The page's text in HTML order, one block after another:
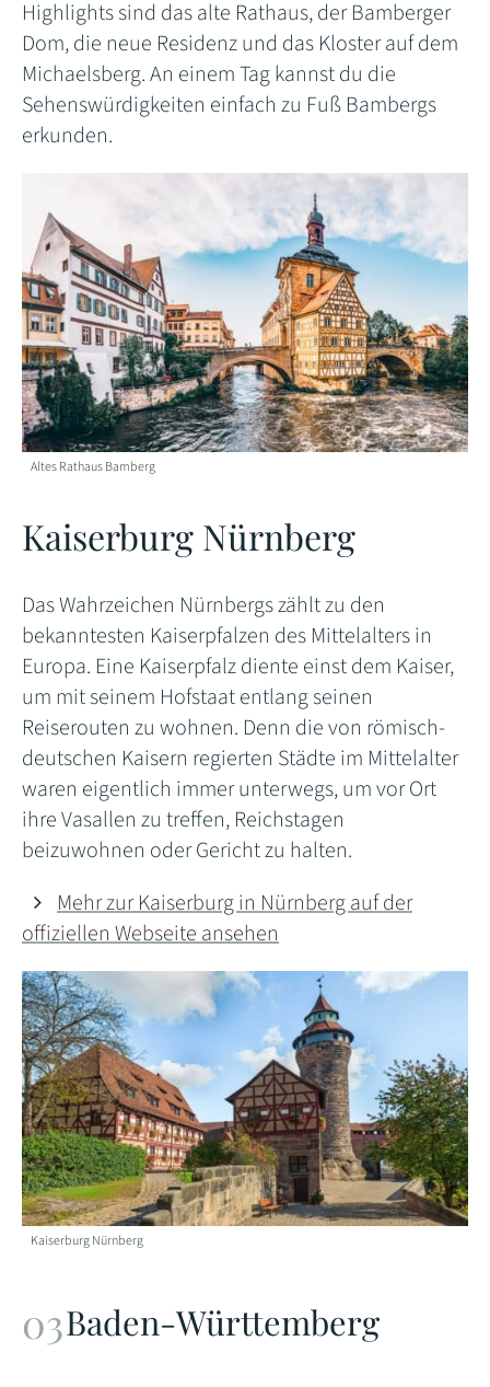
Highlights sind das alte Rathaus, der Bamberger
Dom, die neue Residenz und das Kloster auf dem
Michaelsberg. An einem Tag kannst du die
Sehenswürdigkeiten einfach zu Fuß Bambergs
erkunden.
Altes Rathaus Bamberg
Kaiserburg Nürnberg
Das Wahrzeichen Nürnbergs zählt zu den
bekanntesten Kaiserpfalzen des Mittelalters in
Europa. Eine Kaiserpfalz diente einst dem Kaiser,
um mit seinem Hofstaat entlang seinen
Reiserouten zu wohnen. Denn die von römisch-
deutschen Kaisern regierten Städte im Mittelalter
waren eigentlich immer unterwegs, um vor Ort
ihre Vasallen zu treffen, Reichstagen
beizuwohnen oder Gericht zu halten.
Mehr zur Kaiserburg in Nürnberg auf der
offiziellen Webseite ansehen
Kaiserburg Nürnberg
Baden-Württemberg